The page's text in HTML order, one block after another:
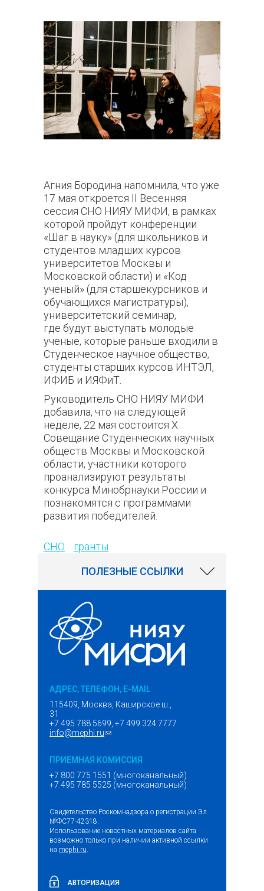
Агния Бородина напомнила, что уже
17 мая откроется II Весенняя
сессия СНО НИЯУ МИФИ, в рамках
которой пройдут конференции
«Шаг в науку» (для школьников и
студентов младших курсов
университетов Москвы и
Московской области) и «Код
ученый» (для старшекурсников и
обучающихся магистратуры),
университетский семинар,
где будут выступать молодые
ученые, которые раньше входили в
Студенческое научное общество,
студенты старших курсов ИНТЭЛ,
ИФИБ и ИЯФиТ.
Руководитель СНО НИЯУ МИФИ
добавила, что на следующей
неделе, 22 мая состоится X
Совещание Студенческих научных
обществ Москвы и Московской
области, участники которого
проанализируют результаты
конкурса Минобрнауки России и
познакомятся с программами
развития победителей.
СНО
гранты
ПОЛЕЗНЫЕ ССЫЛКИ
АДРЕС, ТЕЛЕФОН, E-MAIL
115409, Москва, Каширское ш.,
31
+7 495 788 5699, +7 499 324 7777
info@mephi.ru(ссылка для отправки email)
ПРИЕМНАЯ КОМИССИЯ
+7 800 775 1551 (многоканальный)
+7 495 785 5525 (многоканальный)
Свидетельство Роскомнадзора о регистрации Эл
№ФС77-42318.
Использование новостных материалов сайта
возможно только при наличии активной ссылки
на mephi.ru.
АВТОРИЗАЦИЯ